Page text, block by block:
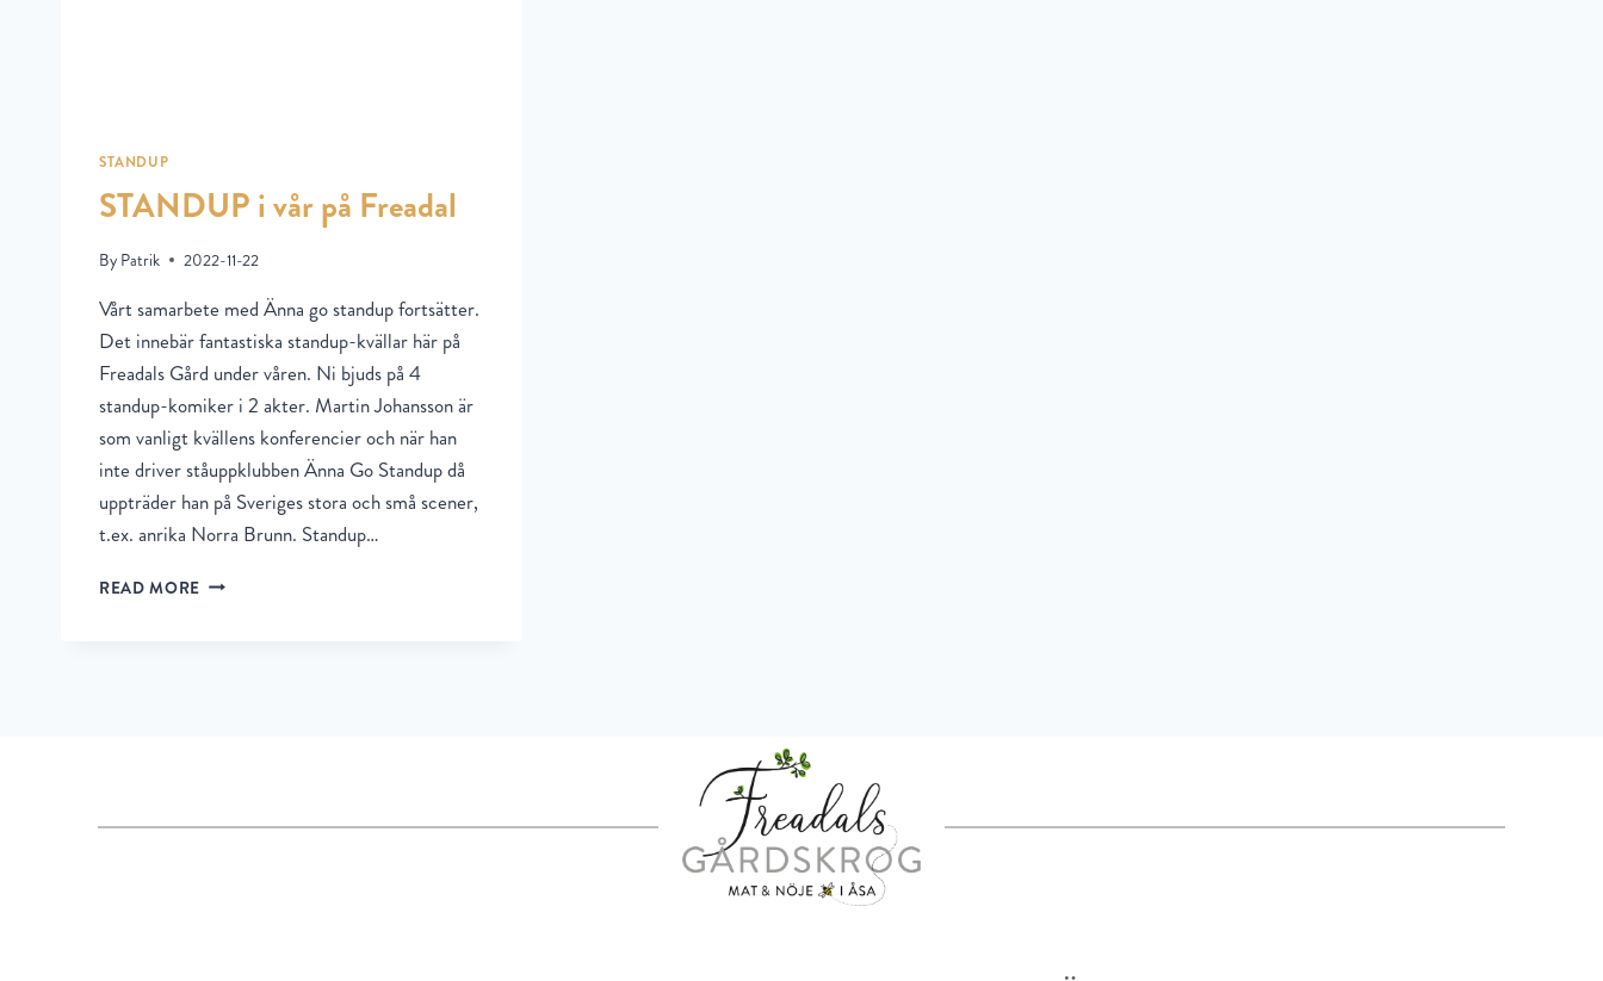
STANDUP
STANDUP i vår på Freadal
By Patrik 2022-11-22
Vårt samarbete med Änna go standup fortsätter.
Det innebär fantastiska standup-kvällar här på
Freadals Gård under våren. Ni bjuds på 4
standup-komiker i 2 akter. Martin Johansson är
som vanligt kvällens konferencier och när han
inte driver ståuppklubben Änna Go Standup då
uppträder han på Sveriges stora och små scener,
t.ex. anrika Norra Brunn. Standup…
READ MORE